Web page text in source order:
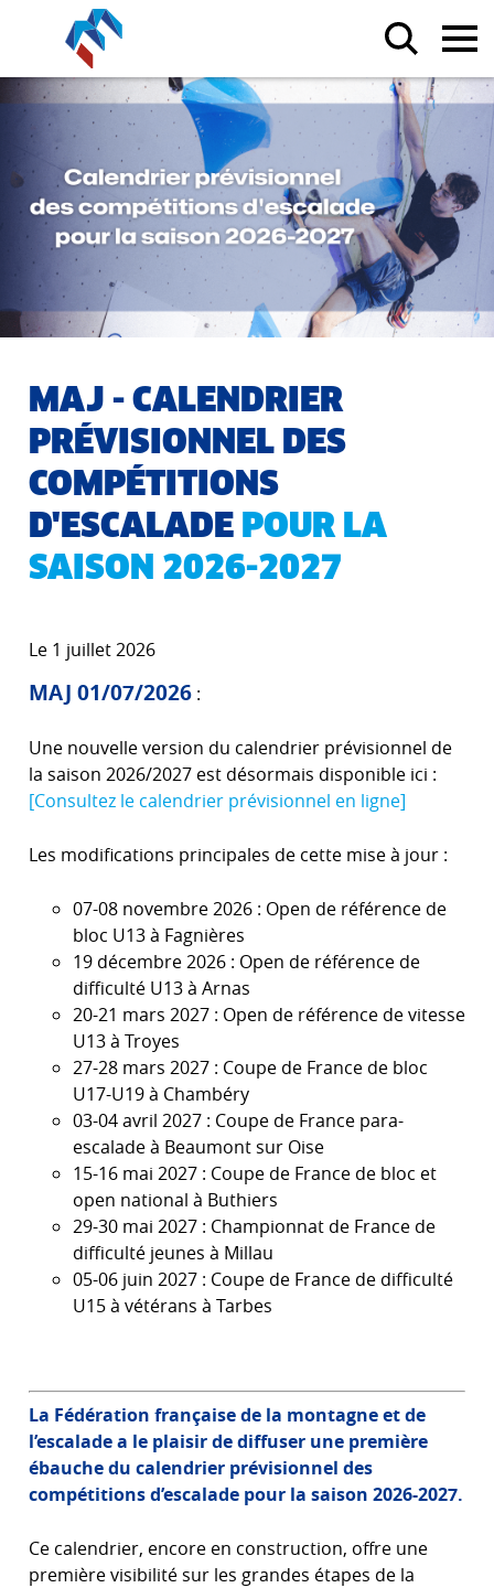
MAJ - CALENDRIER
PRÉVISIONNEL DES
COMPÉTITIONS
D'ESCALADE POUR LA
SAISON 2026-2027
Le 1 juillet 2026
MAJ 01/07/2026 :
Une nouvelle version du calendrier prévisionnel de
la saison 2026/2027 est désormais disponible ici :
[Consultez le calendrier prévisionnel en ligne]
Les modifications principales de cette mise à jour :
07-08 novembre 2026 : Open de référence de
bloc U13 à Fagnières
19 décembre 2026 : Open de référence de
difficulté U13 à Arnas
20-21 mars 2027 : Open de référence de vitesse
U13 à Troyes
27-28 mars 2027 : Coupe de France de bloc
U17-U19 à Chambéry
03-04 avril 2027 : Coupe de France para-
escalade à Beaumont sur Oise
15-16 mai 2027 : Coupe de France de bloc et
open national à Buthiers
29-30 mai 2027 : Championnat de France de
difficulté jeunes à Millau
05-06 juin 2027 : Coupe de France de difficulté
U15 à vétérans à Tarbes
La Fédération française de la montagne et de
l’escalade a le plaisir de diffuser une première
ébauche du calendrier prévisionnel des
compétitions d’escalade pour la saison 2026-2027.
Ce calendrier, encore en construction, offre une
première visibilité sur les grandes étapes de la